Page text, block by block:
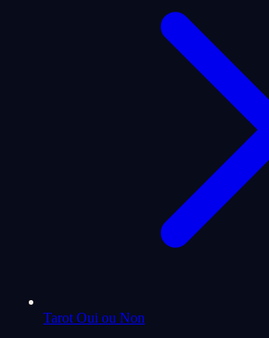
Tarot Oui ou Non